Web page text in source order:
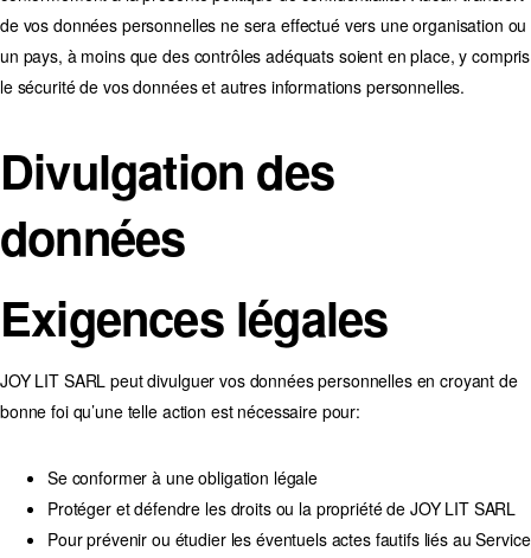
de vos données personnelles ne sera effectué vers une organisation ou
un pays, à moins que des contrôles adéquats soient en place, y compris
le sécurité de vos données et autres informations personnelles.
Divulgation des
données
Exigences légales
JOY LIT SARL peut divulguer vos données personnelles en croyant de
bonne foi qu’une telle action est nécessaire pour:
Se conformer à une obligation légale
Protéger et défendre les droits ou la propriété de JOY LIT SARL
Pour prévenir ou étudier les éventuels actes fautifs liés au Service